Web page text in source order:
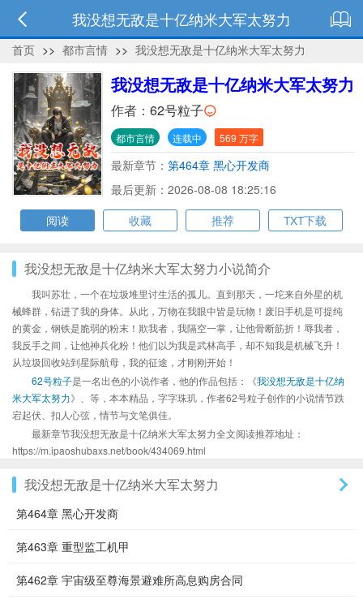
我没想无敌是十亿纳米大军太努力
首页 >> 都市言情 >> 我没想无敌是十亿纳米大军太努力
我没想无敌是十亿纳米大军太努力
作者： 62号粒子
都市言情 连载中 569 万字
最新章节： 第464章 黑心开发商
最后更新：2026-08-08 18:25:16
阅读
收藏 推荐 TXT下载
我没想无敌是十亿纳米大军太努力小说简介
我叫苏壮，一个在垃圾堆里讨生活的孤儿。直到那天，一坨来自外星的机
械蜂群，钻进了我的身体。从此，万物在我眼中皆是玩物！废旧手机是可提纯
的黄金，钢铁是脆弱的粉末！欺我者，我隔空一掌，让他骨断筋折！辱我者，
我反手之间，让他神兵化粉！他们以为我是武林高手，却不知我是机械飞升！
从垃圾回收站到星际航母，我的征途，才刚刚开始！
62号粒子是一名出色的小说作者，他的作品包括：《我没想无敌是十亿纳
米大军太努力》、等，本本精品，字字珠玑，作者62号粒子创作的小说情节跌
宕起伏、扣人心弦，情节与文笔俱佳。
最新章节我没想无敌是十亿纳米大军太努力全文阅读推荐地址：
https://m.ipaoshubaxs.net/book/434069.html
我没想无敌是十亿纳米大军太努力
第464章 黑心开发商
第463章 重型监工机甲
第462章 宇宙级至尊海景避难所高息购房合同